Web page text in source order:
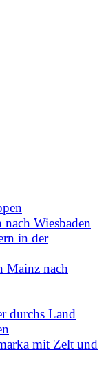
Wiesbaden
in der
Mainz nach
durchs Land
mit Zelt und